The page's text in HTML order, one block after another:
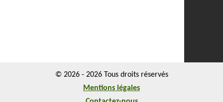
© 2026 - 2026 Tous droits réservés
Mentions légales